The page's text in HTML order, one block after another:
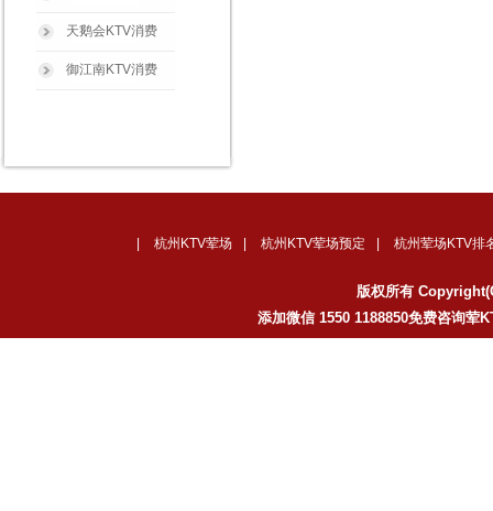
天鹅会KTV消费
御江南KTV消费
杭州KTV荤场 杭州KTV荤场预定 杭州荤场KTV排
版权所有
添加微信 1550 1188850免费咨询荤